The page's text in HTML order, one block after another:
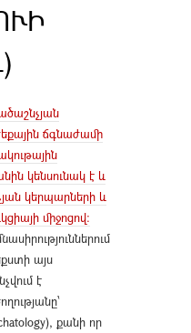
ճգնաժամի
կենսունակ է և
կերպարների և
միջոցով։
այս
է
քանի որ